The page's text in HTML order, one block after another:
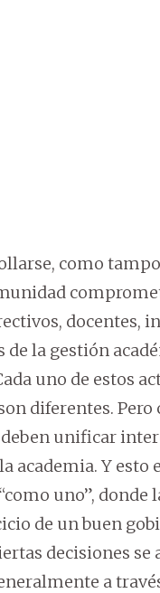
como
docentes,
de la gestión
uno de estos
diferentes.
unificar
academia. Y esto
uno”, donde
de un buen
decisiones se
a